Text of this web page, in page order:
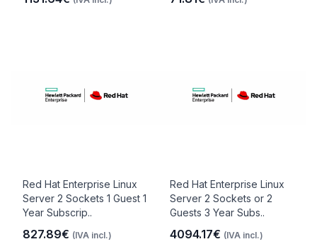
Red Hat Enterprise Linux
Server 2 Sockets 1 Guest 1
Year Subscrip..
827.89€ (IVA incl.)
Red Hat Enterprise Linux
Server 2 Sockets or 2
Guests 3 Year Subs..
4094.17€ (IVA incl.)